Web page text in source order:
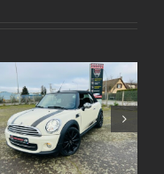
Echappement inox
sur mesure
Volkswagen Golf 8
GTI